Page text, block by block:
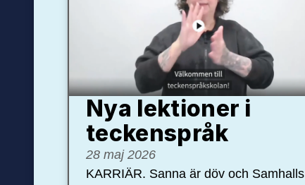
Nya lektioner i
teckenspråk
28 maj 2026
KARRIÄR. Sanna är döv och Samhalls